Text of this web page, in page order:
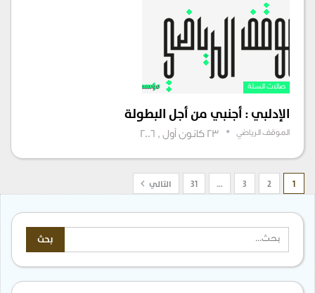
صالات السلة
الإدلبي : أجنبي من أجل البطولة
الموقف الرياضي 23 كانون أول , 2006
31 التالي